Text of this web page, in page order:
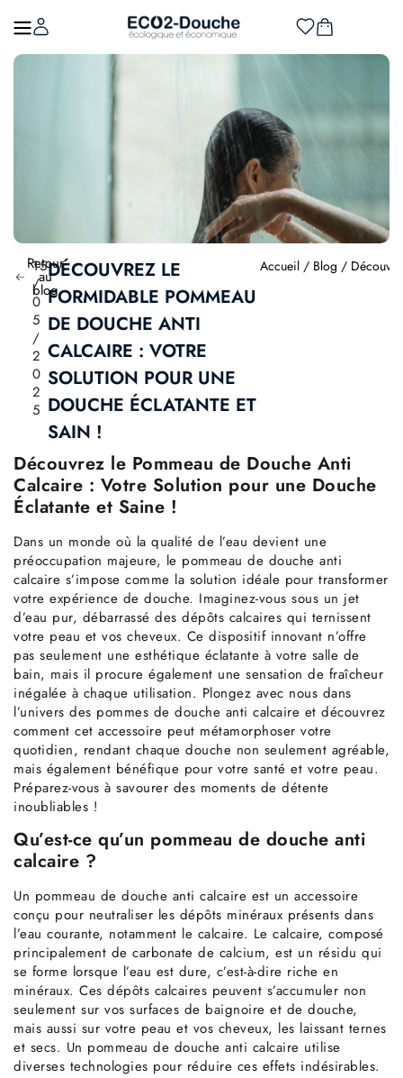
Retour
au
blog
15
/
0
5
/
2
0
2
5
DÉCOUVREZ LE
FORMIDABLE POMMEAU
DE DOUCHE ANTI
CALCAIRE : VOTRE
SOLUTION POUR UNE
DOUCHE ÉCLATANTE ET
SAIN !
Accueil/ Blog /
Découvrez le Pommeau de Douche Anti
Calcaire : Votre Solution pour une Douche
Éclatante et Saine !
Dans un monde où la qualité de l’eau devient une
préoccupation majeure, le pommeau de douche anti
calcaire s’impose comme la solution idéale pour transformer
votre expérience de douche. Imaginez-vous sous un jet
d’eau pur, débarrassé des dépôts calcaires qui ternissent
votre peau et vos cheveux. Ce dispositif innovant n’offre
pas seulement une esthétique éclatante à votre salle de
bain, mais il procure également une sensation de fraîcheur
inégalée à chaque utilisation. Plongez avec nous dans
l’univers des pommes de douche anti calcaire et découvrez
comment cet accessoire peut métamorphoser votre
quotidien, rendant chaque douche non seulement agréable,
mais également bénéfique pour votre santé et votre peau.
Préparez-vous à savourer des moments de détente
inoubliables !
Qu’est-ce qu’un pommeau de douche anti
calcaire ?
Un pommeau de douche anti calcaire est un accessoire
conçu pour neutraliser les dépôts minéraux présents dans
l’eau courante, notamment le calcaire. Le calcaire, composé
principalement de carbonate de calcium, est un résidu qui
se forme lorsque l’eau est dure, c’est-à-dire riche en
minéraux. Ces dépôts calcaires peuvent s’accumuler non
seulement sur vos surfaces de baignoire et de douche,
mais aussi sur votre peau et vos cheveux, les laissant ternes
et secs. Un pommeau de douche anti calcaire utilise
diverses technologies pour réduire ces effets indésirables.